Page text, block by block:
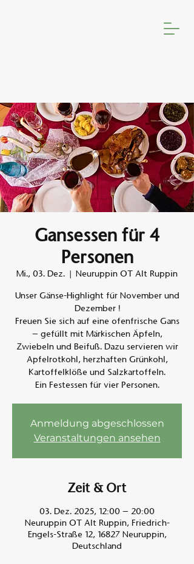
Gansessen für 4
Personen
Mi., 03. Dez.
  |
Neuruppin OT Alt Ruppin
Unser Gänse-Highlight für November und
Dezember !
Freuen Sie sich auf eine ofenfrische Gans
– gefüllt mit Märkischen Äpfeln,
Zwiebeln und Beifuß. Dazu servieren wir
Apfelrotkohl, herzhaften Grünkohl,
Kartoffelklöße und Salzkartoffeln.
Ein Festessen für vier Personen.
Anmeldung abgeschlossen
Veranstaltungen ansehen
Zeit & Ort
03. Dez. 2025, 12:00 – 20:00
Neuruppin OT Alt Ruppin, Friedrich-
Engels-Straße 12, 16827 Neuruppin,
Deutschland